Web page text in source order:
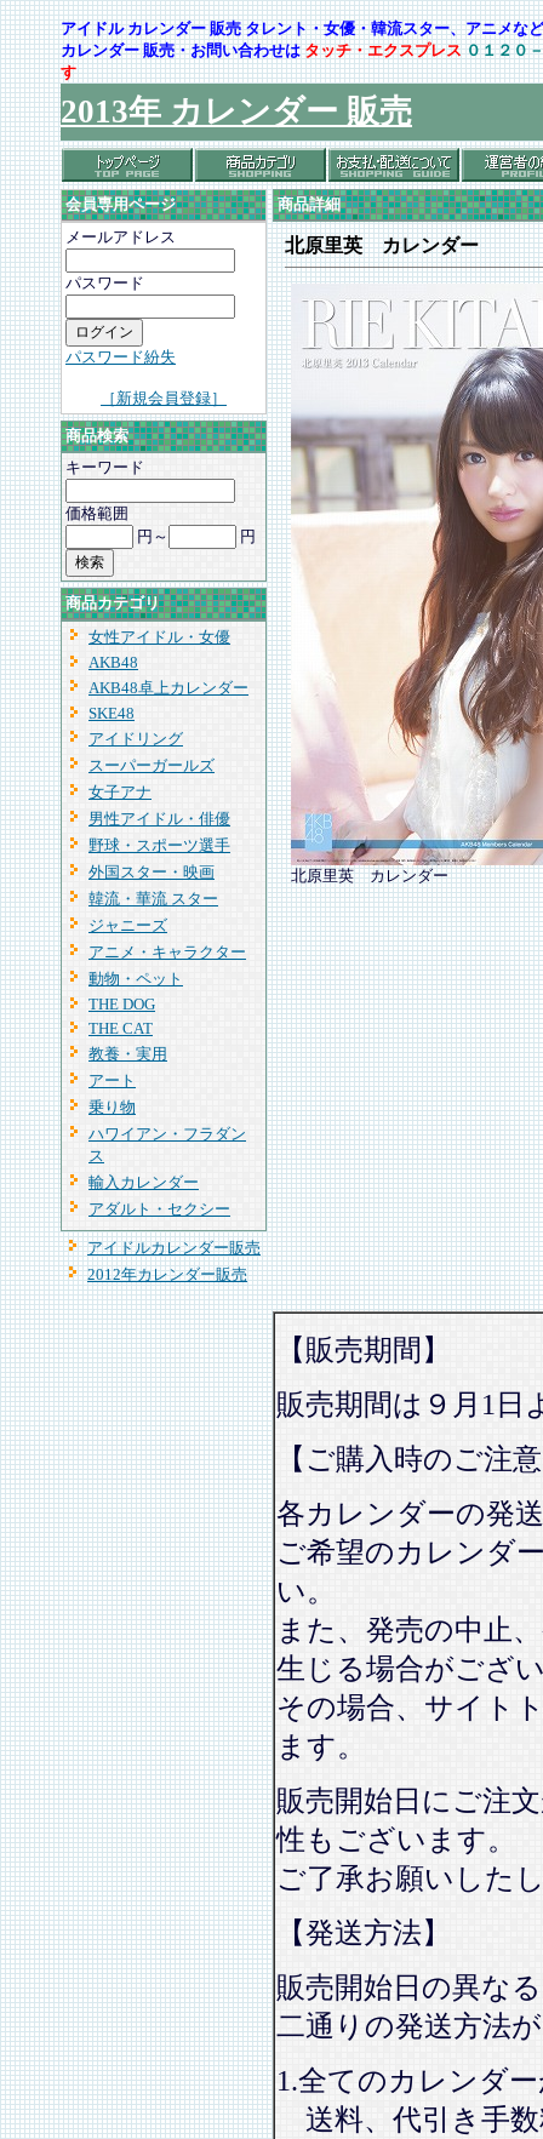
アイドル カレンダー 販売 タレント・女優・韓流スター、アニメ
カレンダー 販売・お問い合わせはタッチ・エクスプレス ０１２０
す
2013年 カレンダー 販売
会員専用ページ
メールアドレス
パスワード
パスワード紛失
［新規会員登録］
商品検索
キーワード
価格範囲
円～
円
商品カテゴリ
女性アイドル・女優
AKB48
AKB48卓上カレンダー
SKE48
アイドリング
スーパーガールズ
女子アナ
男性アイドル・俳優
野球・スポーツ選手
外国スター・映画
韓流・華流 スター
ジャニーズ
アニメ・キャラクター
動物・ペット
THE DOG
THE CAT
教養・実用
アート
乗り物
ハワイアン・フラダン
ス
輸入カレンダー
アダルト・セクシー
アイドルカレンダー販売
2012年カレンダー販売
商品詳細
北原里英 カレンダー
北原里英 カレンダー
【販売期間】
販売期間は９月1日
【ご購入時のご注
各カレンダーの発
ご希望のカレンダ
い。
また、発売の中止
生じる場合がござ
その場合、サイト
ます。
販売開始日にご注
性もございます。
ご了承お願いした
【発送方法】
販売開始日の異な
二通りの発送方法
1.全てのカレンダ
送料、代引き手